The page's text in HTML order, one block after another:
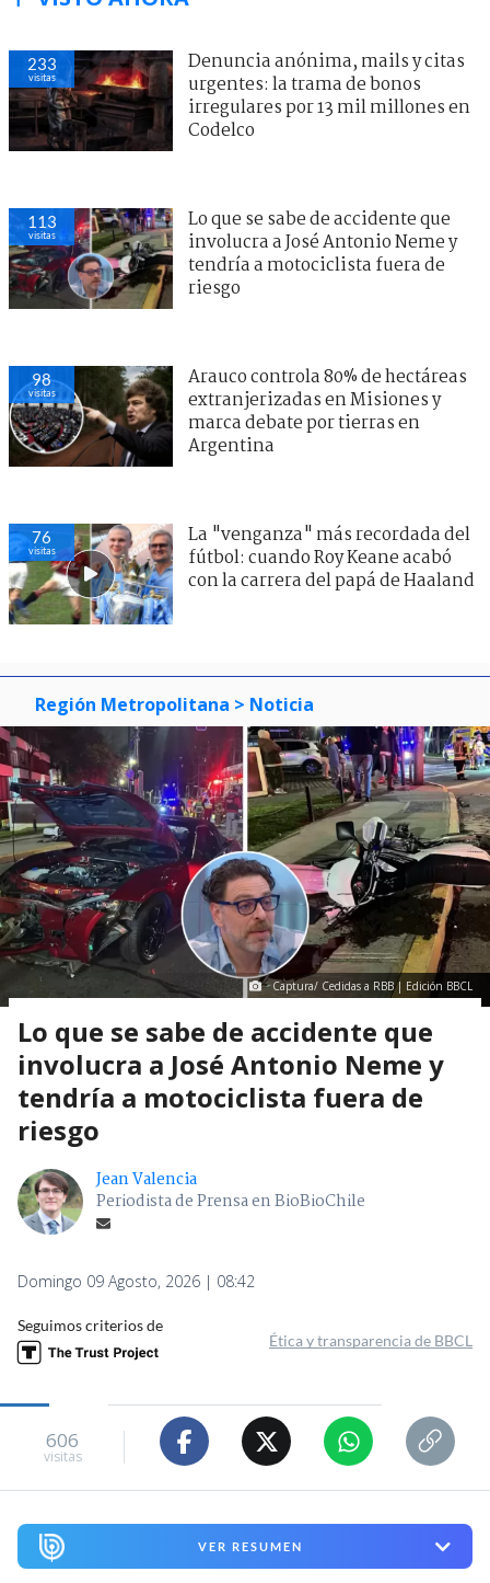
233
visitas
Denuncia anónima, mails y citas
urgentes: la trama de bonos
irregulares por 13 mil millones en
Codelco
113
visitas
Lo que se sabe de accidente que
involucra a José Antonio Neme y
tendría a motociclista fuera de
riesgo
98
visitas
Arauco controla 80% de hectáreas
extranjerizadas en Misiones y
marca debate por tierras en
Argentina
76
visitas
La "venganza" más recordada del
fútbol: cuando Roy Keane acabó
con la carrera del papá de Haaland
Región Metropolitana > Noticia
Captura/ Cedidas a RBB | Edición BBCL
Lo que se sabe de accidente que
involucra a José Antonio Neme y
tendría a motociclista fuera de
riesgo
Jean Valencia
Periodista de Prensa en BioBioChile
Domingo 09 Agosto, 2026 | 08:42
Seguimos criterios de
Ética y transparencia de BBCL
606
visitas
VER RESUMEN